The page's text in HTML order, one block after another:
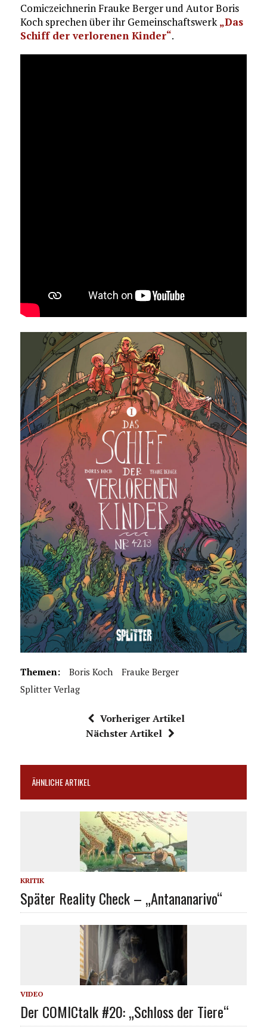
Comiczeichnerin Frauke Berger und Autor Boris
Koch sprechen über ihr Gemeinschaftswerk „Das
Schiff der verlorenen Kinder“.
Themen: Boris Koch
Frauke Berger
Splitter Verlag
Vorheriger Artikel
Nächster Artikel
ÄHNLICHE ARTIKEL
KRITIK
Später Reality Check – „Antananarivo“
VIDEO
Der COMICtalk #20: „Schloss der Tiere“